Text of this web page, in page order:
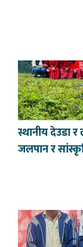
स्थानीय देउडा
जलपान र